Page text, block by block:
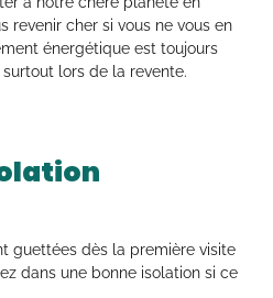
revenir cher si vous ne vous en
énergétique est toujours
lors de la revente.
guettées dès la première visite
dans une bonne isolation si ce